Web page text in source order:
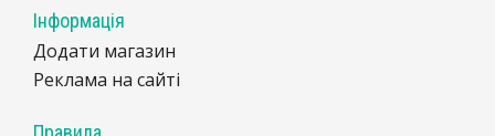
Інформація
Додати магазин
Реклама на сайті